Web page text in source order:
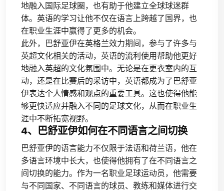
地融入国际足球圈，也有助于他建立全球球迷群
体。英语的学习让他不仅在语言上跨越了国界，也
在职业生涯中赢得了更多的机会。
此外，巴舒亚伊在英格兰效力期间，参与了许多与
英超文化相关的活动，英语的流利使用帮助他更好
地融入英超的文化氛围中。无论是在更衣室内的互
动，还是在比赛后的采访中，英语都成为了巴舒亚
伊表达个人情感和观点的重要工具。这也使得他能
够更快适应并融入不同的足球文化，从而在职业生
涯中不断拓宽视野。
4、巴舒亚伊如何在不同语言之间切换
巴舒亚伊的语言能力不仅限于法语和荷兰语，他在
多语言环境中长大，也使得他拥有了在不同语言之
间切换的能力。作为一名职业足球运动员，他需要
与不同国家、不同语言的球员、教练和媒体进行交